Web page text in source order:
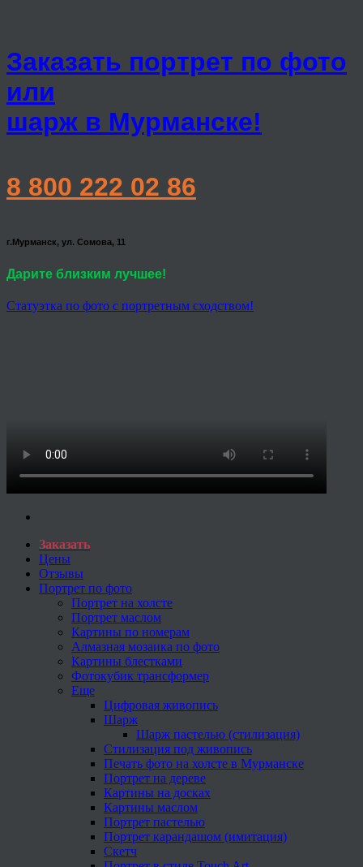
Заказать портрет по фото
или
шарж в Мурманске!
8 800 222 02 86
г.Мурманск, ул. Сомова, 11
Дарите близким лучшее!
Статуэтка по фото с портретным сходством!
Заказать
Цены
Отзывы
Портрет по фото
Портрет на холсте
Портрет маслом
Картины по номерам
Алмазная мозаика по фото
Картины блестками
Фотокубик трансформер
Еще
Цифровая живопись
Шарж
Шарж пастелью (стилизация)
Стилизация под живопись
Печать фото на холсте в Мурманске
Портрет на дереве
Картины на досках
Картины маслом
Портрет пастелью
Портрет карандашом (имитация)
Скетч